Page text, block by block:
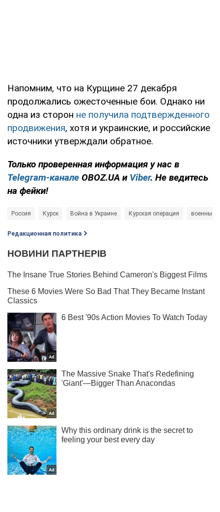
Напомним, что на Курщине 27 декабря
продолжались ожесточенные бои. Однако ни
одна из сторон не получила подтвержденного
продвижения, хотя и украинские, и российские
источники утверждали обратное.
Только проверенная информация у нас в
Telegram-канале OBOZ.UA и Viber. Не ведитесь
на фейки!
Россия Курск Война в Украине Курская операция военные
Редакционная политика